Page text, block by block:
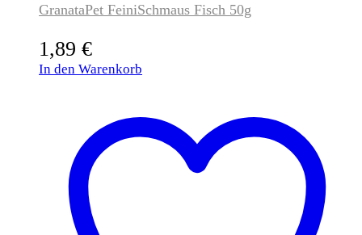
GranataPet FeiniSchmaus Fisch 50g
1,89 €
In den Warenkorb